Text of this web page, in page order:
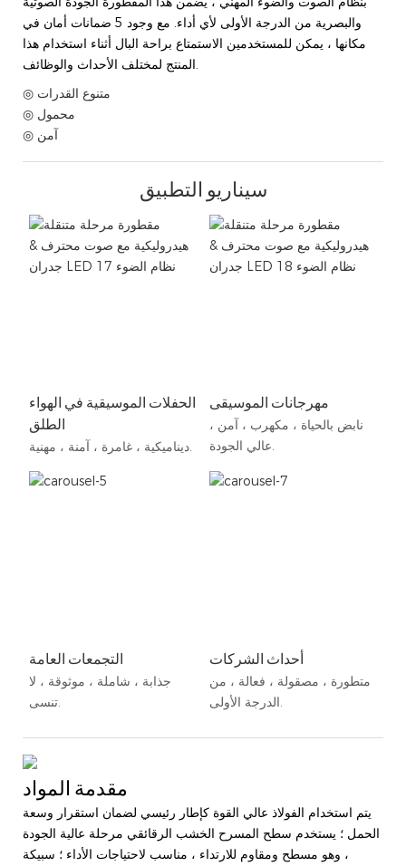
والبصرية من الدرجة الأولى لأي أداء. مع وجود 5 ضمانات أمان في
مكانها ، يمكن للمستخدمين الاستمتاع براحة البال أثناء استخدام هذا
المنتج لمختلف الأحداث والوظائف.
◎ متنوع القدرات
◎ محمول
◎ آمن
سيناريو التطبيق
الحفلات الموسيقية في الهواء
الطلق
ديناميكية ، غامرة ، آمنة ، مهنية.
مهرجانات الموسيقى
نابض بالحياة ، مكهرب ، آمن ،
عالي الجودة.
التجمعات العامة
جذابة ، شاملة ، موثوقة ، لا
تنسى.
أحداث الشركات
متطورة ، مصقولة ، فعالة ، من
الدرجة الأولى.
مقدمة المواد
يتم استخدام الفولاذ عالي القوة كإطار رئيسي لضمان استقرار وسعة
الحمل ؛ يستخدم سطح المسرح الخشب الرقائقي مرحلة عالية الجودة
، وهو مسطح ومقاوم للارتداء ، مناسب لاحتياجات الأداء ؛ سبيكة